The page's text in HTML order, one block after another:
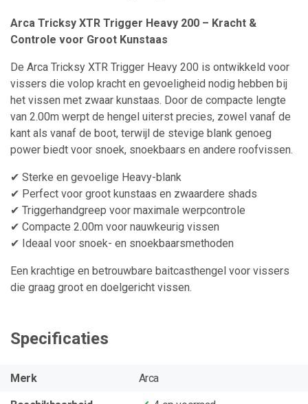
Arca Tricksy XTR Trigger Heavy 200 – Kracht &
Controle voor Groot Kunstaas
De Arca Tricksy XTR Trigger Heavy 200 is ontwikkeld voor
vissers die volop kracht en gevoeligheid nodig hebben bij
het vissen met zwaar kunstaas. Door de compacte lengte
van 2.00m werpt de hengel uiterst precies, zowel vanaf de
kant als vanaf de boot, terwijl de stevige blank genoeg
power biedt voor snoek, snoekbaars en andere roofvissen.
✔ Sterke en gevoelige Heavy-blank
✔ Perfect voor groot kunstaas en zwaardere shads
✔ Triggerhandgreep voor maximale werpcontrole
✔ Compacte 2.00m voor nauwkeurig vissen
✔ Ideaal voor snoek- en snoekbaarsmethoden
Een krachtige en betrouwbare baitcasthengel voor vissers
die graag groot en doelgericht vissen.
Specificaties
Merk Arca